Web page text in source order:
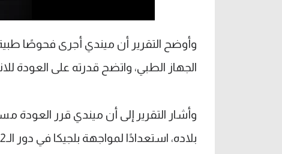
وأوضح التقرير أن ميندي أجرى فحوصًا
الجهاز الطبي، واتضح قدرته على العودة
وأشار التقرير إلى أن ميندي قرر العودة